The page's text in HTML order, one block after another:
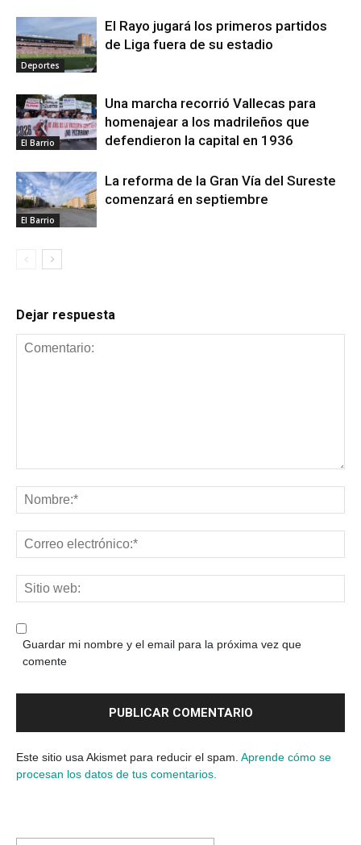
Deportes
El Rayo jugará los primeros partidos
de Liga fuera de su estadio
El Barrio
Una marcha recorrió Vallecas para
homenajear a los madrileños que
defendieron la capital en 1936
El Barrio
La reforma de la Gran Vía del Sureste
comenzará en septiembre
Dejar respuesta
Guardar mi nombre y el email para la próxima vez que
comente
Este sitio usa Akismet para reducir el spam. Aprende cómo se
procesan los datos de tus comentarios.